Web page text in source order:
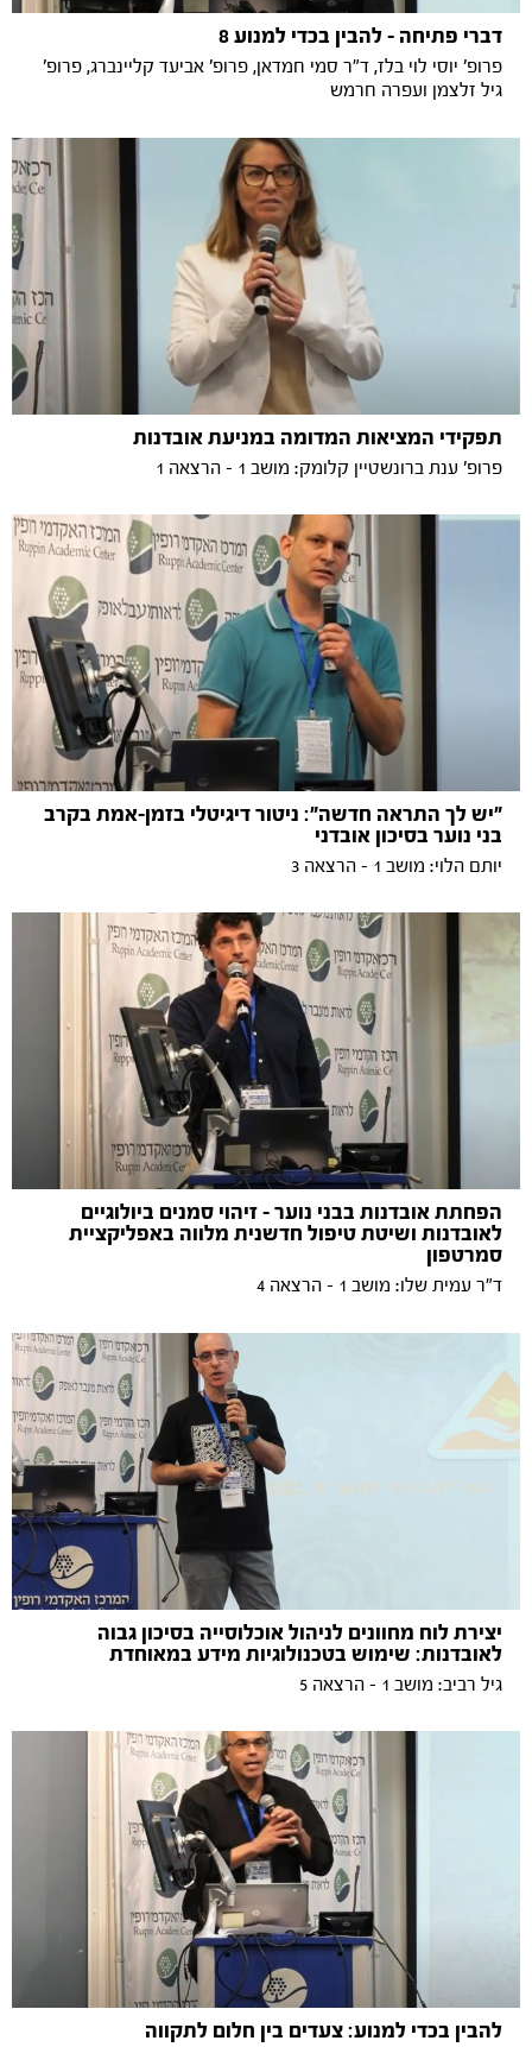
דברי פתיחה - להבין בכדי למנוע 8
פרופ' יוסי לוי בלז, ד"ר סמי חמדאן, פרופ' אביעד קליינברג, פרופ'
גיל זלצמן ועפרה חרמש
תפקידי המציאות המדומה במניעת אובדנות
פרופ' ענת ברונשטיין קלומק: מושב 1 - הרצאה 1
"יש לך התראה חדשה": ניטור דיגיטלי בזמן-אמת בקרב
בני נוער בסיכון אובדני
יותם הלוי: מושב 1 - הרצאה 3
הפחתת אובדנות בבני נוער - זיהוי סמנים ביולוגיים
לאובדנות ושיטת טיפול חדשנית מלווה באפליקציית
סמרטפון
ד"ר עמית שלו: מושב 1 - הרצאה 4
יצירת לוח מחוונים לניהול אוכלוסייה בסיכון גבוה
לאובדנות: שימוש בטכנולוגיות מידע במאוחדת
גיל רביב: מושב 1 - הרצאה 5
להבין בכדי למנוע: צעדים בין חלום לתקווה